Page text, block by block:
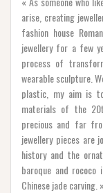
arise, creating
fashion house
jewellery for a few
process of
wearable sculpture.
plastic, my aim is
materials of the
precious and far
jewellery pieces are
history and the
baroque and
Chinese jade carving. »